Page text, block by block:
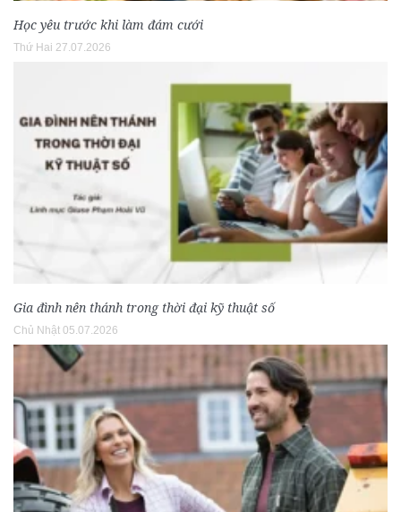
Học yêu trước khi làm đám cưới
Thứ Hai 27.07.2026
Gia đình nên thánh trong thời đại kỹ thuật số
Chủ Nhật 05.07.2026